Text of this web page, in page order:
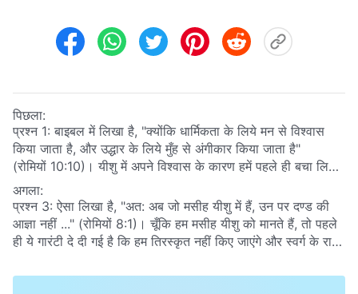
पिछला:
प्रश्न 1: बाइबल में लिखा है, "क्योंकि धार्मिकता के लिये मन से विश्‍वास
किया जाता है, और उद्धार के लिये मुँह से अंगीकार किया जाता है"
(रोमियों 10:10) । यीशु में अपने विश्वास के कारण हमें पहले ही बचा लिया
गया है। एक बार बचा लिए जाने पर, हम अनंत काल के लिये बच जाते हैं।
प्रभु के आने पर हम ज़रूर स्वर्ग के राज्य में प्रवेश पा सकेंगे।
अगला:
प्रश्न 3: ऐसा लिखा है, "अत: अब जो मसीह यीशु में हैं, उन पर दण्ड की
आज्ञा नहीं ..." (रोमियों 8:1) । चूँकि हम मसीह यीशु को मानते हैं, तो पहले
ही ये गारंटी दे दी गई है कि हम तिरस्कृत नहीं किए जाएंगे और स्वर्ग के राज्य